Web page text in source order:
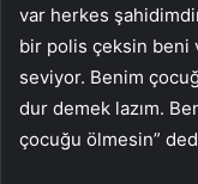
var herkes
bir polis çeksin beni
seviyor. Benim
dur demek lazım.
çocuğu ölmesin”